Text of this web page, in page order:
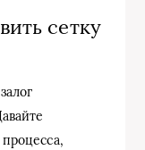
сетку